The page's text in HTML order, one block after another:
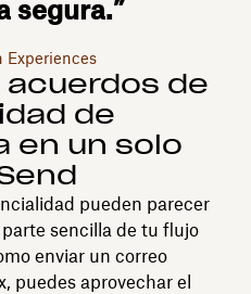
segura.”
Experiences
acuerdos de
de
en un solo
pueden parecer
sencilla de tu flujo
enviar un correo
puedes aprovechar el